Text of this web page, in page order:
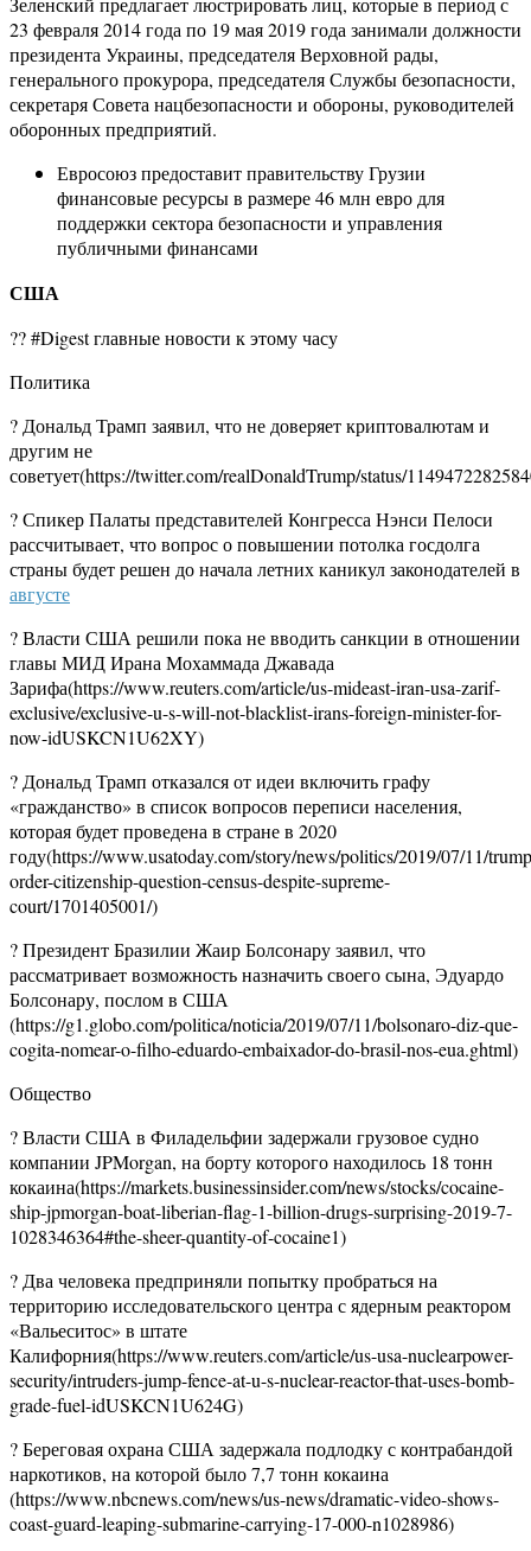
23 февраля 2014 года по 19 мая 2019 года занимали должности
президента Украины, председателя Верховной рады,
генерального прокурора, председателя Службы безопасности,
секретаря Совета нацбезопасности и обороны, руководителей
оборонных предприятий.
Евросоюз предоставит правительству Грузии
финансовые ресурсы в размере 46 млн евро для
поддержки сектора безопасности и управления
публичными финансами
США
?? #Digest главные новости к этому часу
Политика
? Дональд Трамп заявил, что не доверяет криптовалютам и
другим не
советует(https://twitter.com/realDonaldTrump/status/
? Спикер Палаты представителей Конгресса Нэнси Пелоси
рассчитывает, что вопрос о повышении потолка госдолга
страны будет решен до начала летних каникул законодателей в
августе
? Власти США решили пока не вводить санкции в отношении
главы МИД Ирана Мохаммада Джавада
Зарифа(https://www.reuters.com/article/us-mideast-iran-usa-zarif-
exclusive/exclusive-u-s-will-not-blacklist-irans-foreign-minister-for-
now-idUSKCN1U62XY)
? Дональд Трамп отказался от идеи включить графу
«гражданство» в список вопросов переписи населения,
которая будет проведена в стране в 2020
году(https://www.usatoday.com/story/news/politics/2019/07/11/
order-citizenship-question-census-despite-supreme-
court/1701405001/)
? Президент Бразилии Жаир Болсонару заявил, что
рассматривает возможность назначить своего сына, Эдуардо
Болсонару, послом в США
(https://g1.globo.com/politica/noticia/2019/07/11/bolsonaro-diz-que-
cogita-nomear-o-filho-eduardo-embaixador-do-brasil-nos-eua.ghtml)
Общество
? Власти США в Филадельфии задержали грузовое судно
компании JPMorgan, на борту которого находилось 18 тонн
кокаина(https://markets.businessinsider.com/news/stocks/cocaine-
ship-jpmorgan-boat-liberian-flag-1-billion-drugs-surprising-2019-7-
1028346364#the-sheer-quantity-of-cocaine1)
? Два человека предприняли попытку пробраться на
территорию исследовательского центра с ядерным реактором
«Вальеситос» в штате
Калифорния(https://www.reuters.com/article/us-usa-nuclearpower-
security/intruders-jump-fence-at-u-s-nuclear-reactor-that-uses-bomb-
grade-fuel-idUSKCN1U624G)
? Береговая охрана США задержала подлодку с контрабандой
наркотиков, на которой было 7,7 тонн кокаина
(https://www.nbcnews.com/news/us-news/dramatic-video-shows-
coast-guard-leaping-submarine-carrying-17-000-n1028986)